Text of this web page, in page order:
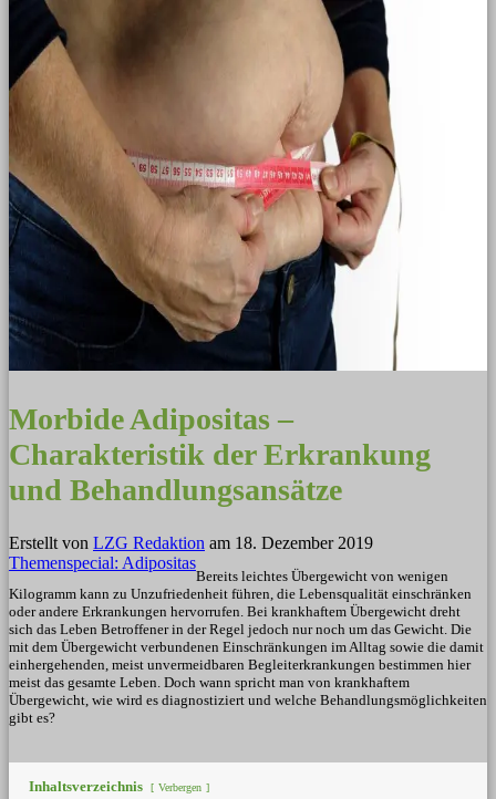
Morbide Adipositas –
Charakteristik der Erkrankung
und Behandlungsansätze
Erstellt von LZG Redaktion am 18. Dezember 2019
Themenspecial: Adipositas
Bereits leichtes Übergewicht von wenigen
Kilogramm kann zu Unzufriedenheit führen, die Lebensqualität einschränken
oder andere Erkrankungen hervorrufen. Bei krankhaftem Übergewicht dreht
sich das Leben Betroffener in der Regel jedoch nur noch um das Gewicht. Die
mit dem Übergewicht verbundenen Einschränkungen im Alltag sowie die damit
einhergehenden, meist unvermeidbaren Begleiterkrankungen bestimmen hier
meist das gesamte Leben. Doch wann spricht man von krankhaftem
Übergewicht, wie wird es diagnostiziert und welche Behandlungsmöglichkeiten
gibt es?
Inhaltsverzeichnis Verbergen